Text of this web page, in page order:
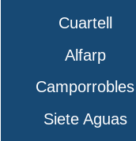
Cuartell
Alfarp
Camporrobles
Siete Aguas